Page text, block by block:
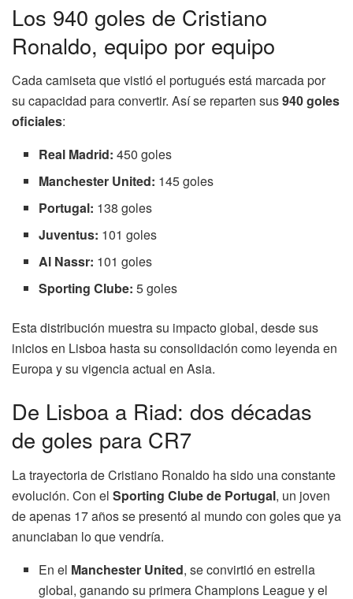
Los 940 goles de Cristiano
Ronaldo, equipo por equipo
Cada camiseta que vistió el portugués está marcada por
su capacidad para convertir. Así se reparten sus940 goles
oficiales:
Real Madrid: 450 goles
Manchester United: 145 goles
Portugal: 138 goles
Juventus: 101 goles
Al Nassr: 101 goles
Sporting Clube: 5 goles
Esta distribución muestra su impacto global, desde sus
inicios en Lisboa hasta su consolidación como leyenda en
Europa y su vigencia actual en Asia.
De Lisboa a Riad: dos décadas
de goles para CR7
La trayectoria de Cristiano Ronaldo ha sido una constante
evolución. Con el Sporting Clube de Portugal, un joven
de apenas 17 años se presentó al mundo con goles que ya
anunciaban lo que vendría.
En el Manchester United, se convirtió en estrella
global, ganando su primera Champions League y el